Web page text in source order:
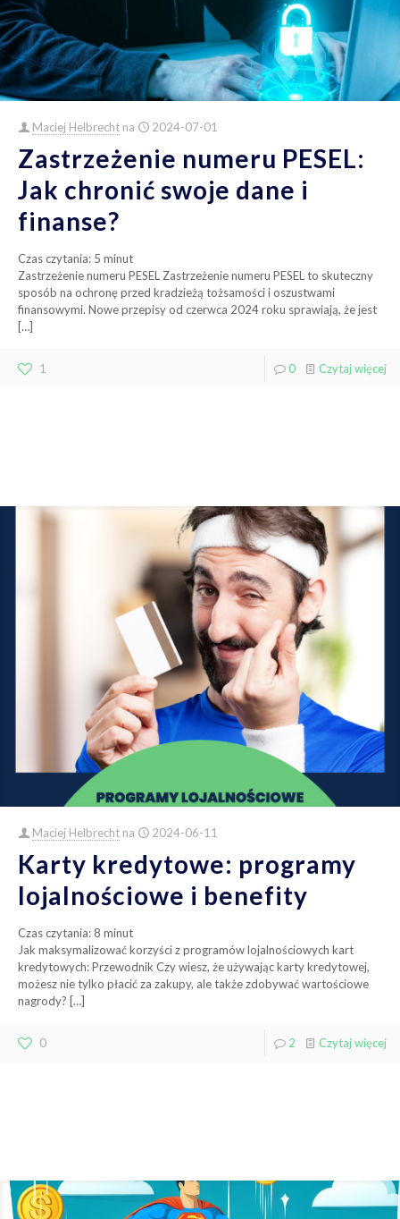
Maciej Helbrecht na 2024-07-01
Zastrzeżenie numeru PESEL:
Jak chronić swoje dane i
finanse?
Czas czytania: 5 minut
Zastrzeżenie numeru PESEL Zastrzeżenie numeru PESEL to skuteczny
sposób na ochronę przed kradzieżą tożsamości i oszustwami
finansowymi. Nowe przepisy od czerwca 2024 roku sprawiają, że jest
[…]
1 0 Czytaj więcej
Maciej Helbrecht na 2024-06-11
Karty kredytowe: programy
lojalnościowe i benefity
Czas czytania: 8 minut
Jak maksymalizować korzyści z programów lojalnościowych kart
kredytowych: Przewodnik Czy wiesz, że używając karty kredytowej,
możesz nie tylko płacić za zakupy, ale także zdobywać wartościowe
nagrody? […]
0 2 Czytaj więcej